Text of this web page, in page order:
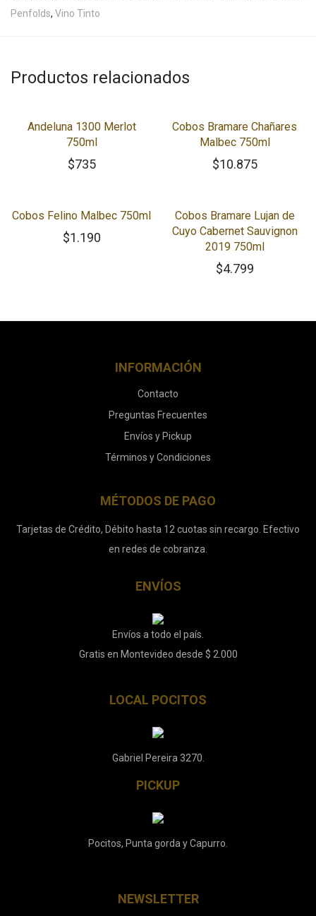
Penfolds, Vino Tinto
Productos relacionados
Andeluna 1300 Merlot
750ml
$735
Cobos Bramare Chañares
Malbec 750ml
$10.875
Cobos Felino Malbec 750ml
$1.190
Cobos Bramare Lujan de
Cuyo Cabernet Sauvignon
2019 750ml
$4.799
INFORMACIÓN
Contacto
Preguntas Frecuentes
Envíos y Pickup
Términos y Condiciones
MÉTODOS DE PAGO
Tarjetas de Crédito, Débito hasta 12 cuotas sin recargo. Efectivo
en redes de cobranza.
ENVÍOS
Envíos a todo el país.
Gratis en Montevideo desde $ 2.000
LOCAL POCITOS
Gabriel Pereira 3270.
PICKUP
Pocitos, Punta gorda y Capurro.
NEWSLETTER